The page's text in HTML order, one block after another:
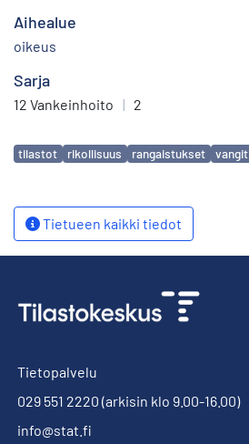
Aihealue
oikeus
Sarja
12 Vankeinhoito | 2
Avainsanat
tilastot rikollisuus rangaistukset vangit
Tietueen kaikki tiedot
Tietopalvelu
029 551 2220 (arkisin klo 9.00-16.00)
info@stat.fi